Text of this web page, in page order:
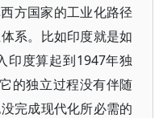
方国家的工业化路径
系。比如印度就是如
印度算起到1947年独
的独立过程没有伴随
完成现代化所必需的